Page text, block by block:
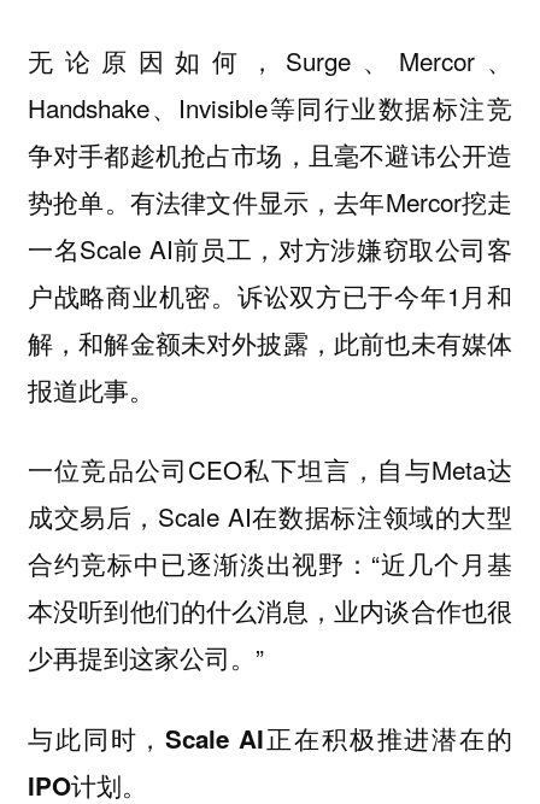
无论原因如何，Surge、Mercor、
Handshake、Invisible等同行业数据标注竞
争对手都趁机抢占市场，且毫不避讳公开造
势抢单。有法律文件显示，去年Mercor挖走
一名Scale AI前员工，对方涉嫌窃取公司客
户战略商业机密。诉讼双方已于今年1月和
解，和解金额未对外披露，此前也未有媒体
报道此事。
一位竞品公司CEO私下坦言，自与Meta达
成交易后，Scale AI在数据标注领域的大型
合约竞标中已逐渐淡出视野：“近几个月基
本没听到他们的什么消息，业内谈合作也很
少再提到这家公司。”
与此同时，Scale AI正在积极推进潜在的
IPO计划。